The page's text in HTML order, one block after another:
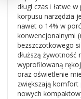
długi czas i łatwe
korpusu narzędzia
nawet o 14% w
konwencjonalnymi
bezszczotkowego
dłuższą żywotność
wyprofilowaną
oraz oświetlenie
zwiększają komfort
nowych